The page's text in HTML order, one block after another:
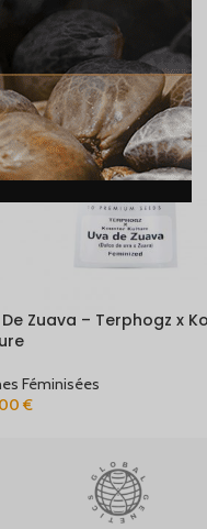
Zuava – Terphogz x
Féminisées
€